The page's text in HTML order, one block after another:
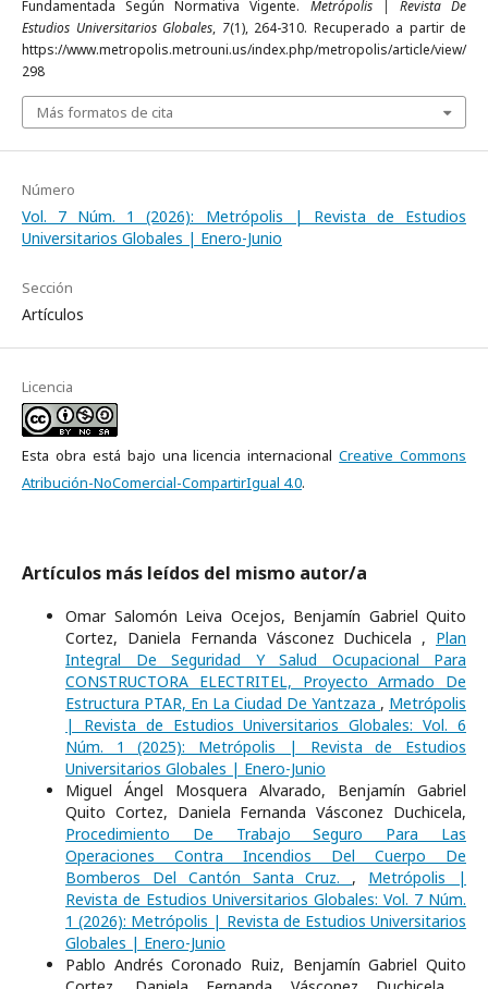
Fundamentada Según Normativa Vigente. Metrópolis | Revista De
Estudios Universitarios Globales, 7(1), 264-310. Recuperado a partir de
https://www.metropolis.metrouni.us/index.php/metropolis/article/view/
298
Más formatos de cita
Número
Vol. 7 Núm. 1 (2026): Metrópolis | Revista de Estudios
Universitarios Globales | Enero-Junio
Sección
Artículos
Licencia
Esta obra está bajo una licencia internacionalCreative Commons
Atribución-NoComercial-CompartirIgual 4.0.
Artículos más leídos del mismo autor/a
Omar Salomón Leiva Ocejos, Benjamín Gabriel Quito
Cortez, Daniela Fernanda Vásconez Duchicela , Plan
Integral De Seguridad Y Salud Ocupacional Para
CONSTRUCTORA ELECTRITEL, Proyecto Armado De
Estructura PTAR, En La Ciudad De Yantzaza , Metrópolis
| Revista de Estudios Universitarios Globales: Vol. 6
Núm. 1 (2025): Metrópolis | Revista de Estudios
Universitarios Globales | Enero-Junio
Miguel Ángel Mosquera Alvarado, Benjamín Gabriel
Quito Cortez, Daniela Fernanda Vásconez Duchicela,
Procedimiento De Trabajo Seguro Para Las
Operaciones Contra Incendios Del Cuerpo De
Bomberos Del Cantón Santa Cruz. , Metrópolis |
Revista de Estudios Universitarios Globales: Vol. 7 Núm.
1 (2026): Metrópolis | Revista de Estudios Universitarios
Globales | Enero-Junio
Pablo Andrés Coronado Ruiz, Benjamín Gabriel Quito